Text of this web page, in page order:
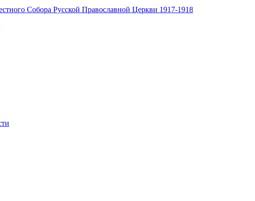
Собора Русской Православной Церкви 1917-1918